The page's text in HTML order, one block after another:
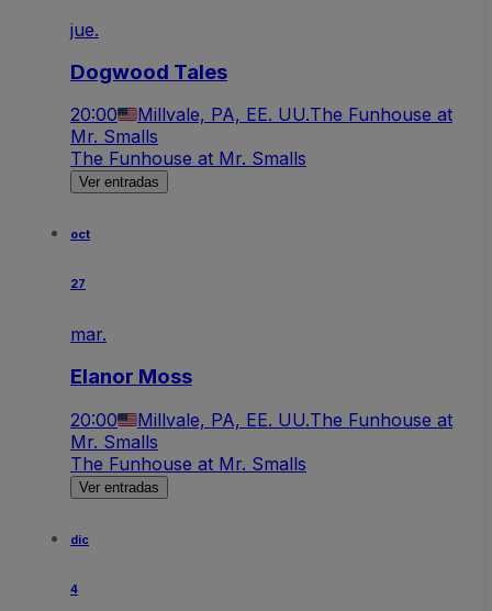
jue.
Dogwood Tales
20:00 Millvale, PA, EE. UU.The Funhouse at
Mr. Smalls
The Funhouse at Mr. Smalls
Ver entradas
oct
27
mar.
Elanor Moss
20:00 Millvale, PA, EE. UU.The Funhouse at
Mr. Smalls
The Funhouse at Mr. Smalls
Ver entradas
dic
4